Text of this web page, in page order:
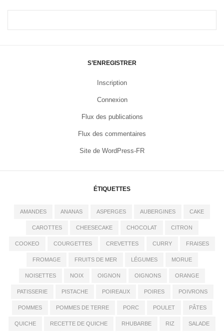
S’ENREGISTRER
Inscription
Connexion
Flux des publications
Flux des commentaires
Site de WordPress-FR
ÉTIQUETTES
AMANDES ANANAS ASPERGES AUBERGINES CAKE
CAROTTES CHEESECAKE CHOCOLAT CITRON
COOKEO COURGETTES CREVETTES CURRY FRAISES
FROMAGE FRUITS DE MER LÉGUMES MORUE
NOISETTES NOIX OIGNON OIGNONS ORANGE
PATISSERIE PISTACHE POIREAUX POIRES POIVRONS
POMMES POMMES DE TERRE PORC POULET PÂTES
QUICHE RECETTE DE QUICHE RHUBARBE RIZ SALADE